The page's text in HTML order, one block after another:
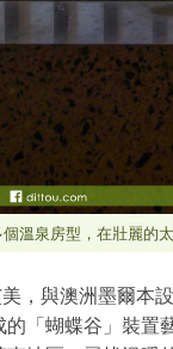
溫泉房型，在壯麗的
，與澳洲墨爾本
「蝴蝶谷」裝置